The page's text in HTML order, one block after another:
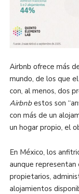
Airbnb ofrece más
mundo, de los que
con, al menos, dos
Airbnb estos son
con más de un
un hogar propio, el
En México, los
aunque
propietarios,
alojamientos